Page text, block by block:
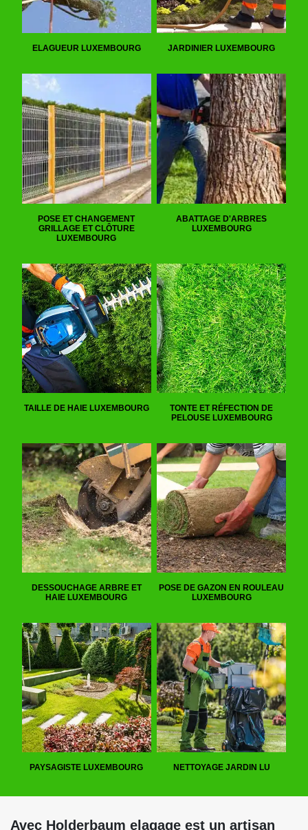
ELAGUEUR LUXEMBOURG JARDINIER LUXEMBOURG
POSE ET CHANGEMENT
GRILLAGE ET CLÔTURE
LUXEMBOURG
ABATTAGE D'ARBRES
LUXEMBOURG
TAILLE DE HAIE LUXEMBOURG
TONTE ET RÉFECTION DE
PELOUSE LUXEMBOURG
DESSOUCHAGE ARBRE ET
HAIE LUXEMBOURG
POSE DE GAZON EN ROULEAU
LUXEMBOURG
PAYSAGISTE LUXEMBOURG NETTOYAGE JARDIN LU
Avec Holderbaum elagage est un artisan